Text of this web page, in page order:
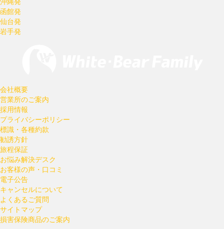
函館発
仙台発
岩手発
会社概要
営業所のご案内
採用情報
プライバシーポリシー
標識・各種約款
勧誘方針
旅程保証
お悩み解決デスク
お客様の声・口コミ
電子公告
キャンセルについて
よくあるご質問
サイトマップ
損害保険商品のご案内